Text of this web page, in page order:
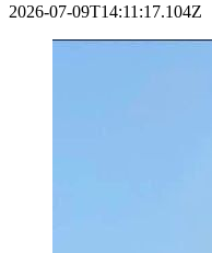
2026-07-09T14:11:17.104Z